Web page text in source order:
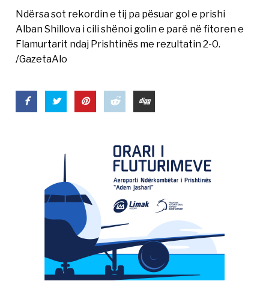
Ndërsa sot rekordin e tij pa pësuar gol e prishi
Alban Shillova i cili shënoi golin e parë në fitoren e
Flamurtarit ndaj Prishtinës me rezultatin 2-0.
/GazetaAlo